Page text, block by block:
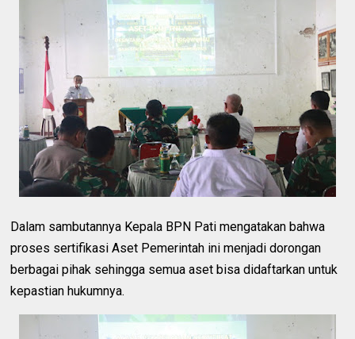
Dalam sambutannya Kepala BPN Pati mengatakan bahwa
proses sertifikasi Aset Pemerintah ini menjadi dorongan
berbagai pihak sehingga semua aset bisa didaftarkan untuk
kepastian hukumnya.